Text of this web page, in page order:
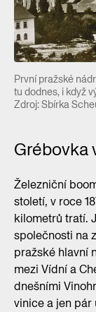
První pražské
tu dodnes, i když
Zdroj: Sbírka
Grébovka
Železniční
století, v roce
kilometrů tratí.
společnosti na
pražské hlavní
mezi Vídní a
dnešními
vinice a jen pár